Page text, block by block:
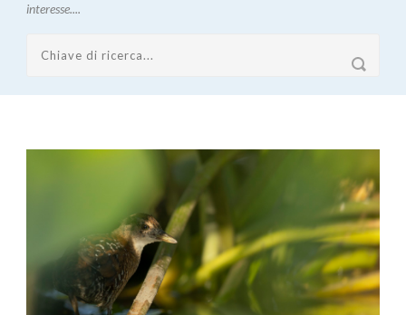
interesse....